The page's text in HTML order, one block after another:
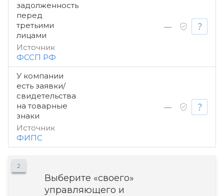
задолженность
перед
третьими
лицами
Источник
ФССП РФ
—
У компании
есть заявки/
свидетельства
на товарные
знаки
Источник
ФИПС
—
2
Выберите «своего»
управляющего и